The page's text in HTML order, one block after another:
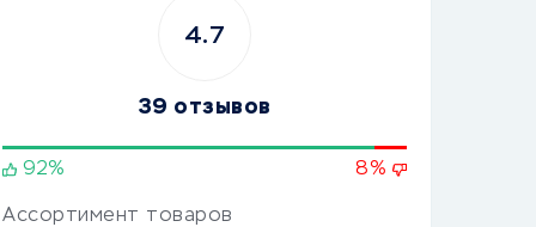
4.7
39 отзывов
92% 8%
Ассортимент товаров